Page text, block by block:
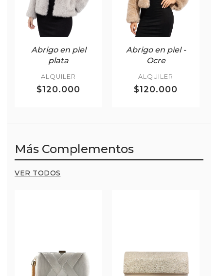
Abrigo en piel
plata
ALQUILER
$120.000
Abrigo en piel -
Ocre
ALQUILER
$120.000
Más Complementos
VER TODOS